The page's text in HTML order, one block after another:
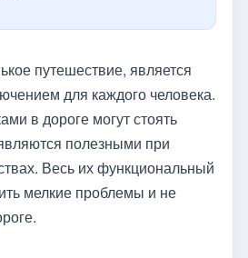
путешествие, является
для каждого человека.
в дороге могут стоять
полезными при
Весь их функциональный
мелкие проблемы и не